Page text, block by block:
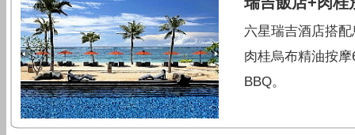
六星瑞吉酒店搭
肉桂烏布精油按
BBQ。